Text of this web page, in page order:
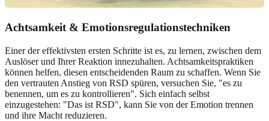
Achtsamkeit & Emotionsregulationstechniken
Einer der effektivsten ersten Schritte ist es, zu lernen, zwischen dem
Auslöser und Ihrer Reaktion innezuhalten. Achtsamkeitspraktiken
können helfen, diesen entscheidenden Raum zu schaffen. Wenn Sie
den vertrauten Anstieg von RSD spüren, versuchen Sie, "es zu
benennen, um es zu kontrollieren". Sich einfach selbst
einzugestehen: "Das ist RSD", kann Sie von der Emotion trennen
und ihre Macht reduzieren.